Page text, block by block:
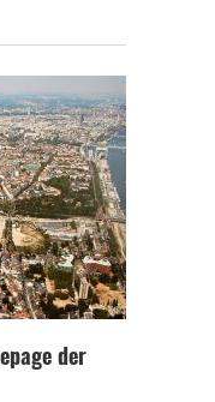
der